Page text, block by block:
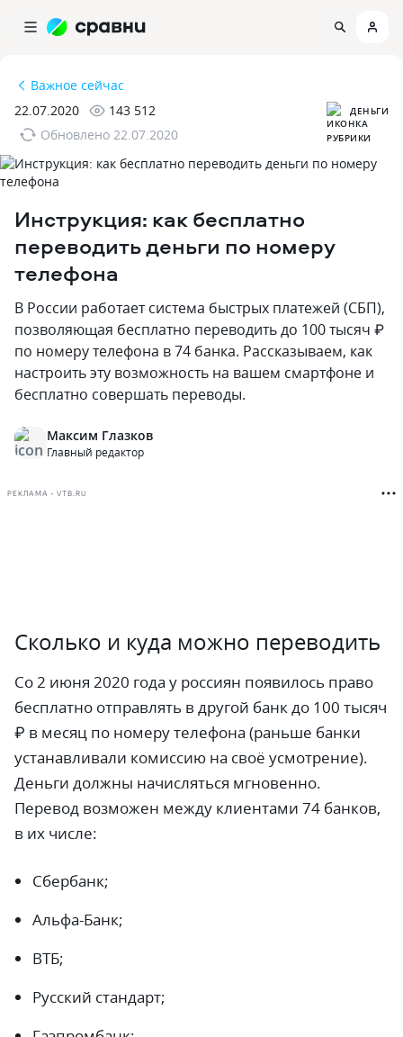
Важное сейчас
22.07.2020
143 512
Обновлено 22.07.2020
ДЕНЬГИ
Инструкция: как бесплатно
переводить деньги по номеру
телефона
В России работает система быстрых платежей (СБП),
позволяющая бесплатно переводить до 100 тысяч ₽
по номеру телефона в 74 банка. Рассказываем, как
настроить эту возможность на вашем смартфоне и
бесплатно совершать переводы.
Максим Глазков
Главный редактор
РЕКЛАМА • VTB.RU
Сколько и куда можно переводить
Со 2 июня 2020 года у россиян появилось право
бесплатно отправлять в другой банк до 100 тысяч
₽ в месяц по номеру телефона (раньше банки
устанавливали комиссию на своё усмотрение).
Деньги должны начисляться мгновенно.
Перевод возможен между клиентами 74 банков,
в их числе:
Сбербанк;
Альфа-Банк;
ВТБ;
Русский стандарт;